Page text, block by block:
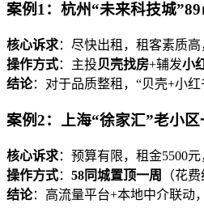
案例1：杭州“未来科技城
核心诉求：尽快出租，租客素质高
操作方式：主投贝壳找房+辅发小
结论：对于品质整租，“贝壳+小红
案例2：上海“徐家汇”老小区
核心诉求：预算有限，租金5500元
操作方式： 58同城置顶一周 （花
结论：高流量平台+本地中介联动